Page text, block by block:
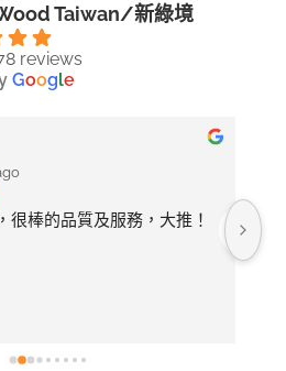
Taiwan/新綠境
reviews
Google
很棒的品質及服務，大推！